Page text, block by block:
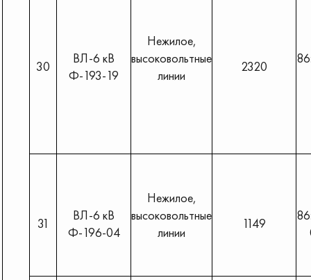
30
ВЛ-6 кВ
Ф-193-19
Нежилое,
высоковольтные
линии
2320
31
ВЛ-6 кВ
Ф-196-04
Нежилое,
высоковольтные
линии
1149